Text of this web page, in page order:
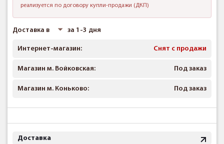
реализуется по договору купли-продажи (ДКП)
Доставка в за 1-3 дня
Интернет-магазин: Снят с продажи
Магазин м. Войковская: Под заказ
Магазин м. Коньково: Под заказ
Доставка